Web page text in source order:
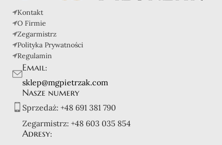
Kontakt
O Firmie
Zegarmistrz
Polityka Prywatności
Regulamin
Email:
sklep@mgpietrzak.com
Nasze numery
Sprzedaż: +48 691 381 790
Zegarmistrz: +48 603 035 854
Adresy: